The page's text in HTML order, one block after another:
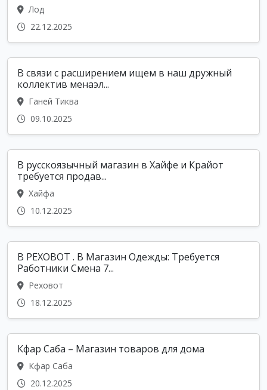
Лод
22.12.2025
В связи с расширением ищем в наш дружный
коллектив менаэл...
Ганей Тиква
09.10.2025
В русскоязычный магазин в Хайфе и Крайот
требуется продав...
Хайфа
10.12.2025
В РЕХОВОТ . В Магазин Одежды: Требуется
Работники Смена 7...
Реховот
18.12.2025
Кфар Саба – Магазин товаров для дома
Кфар Саба
20.12.2025